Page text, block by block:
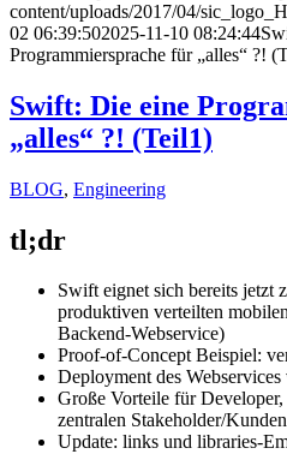
content/uploads/2017/04/
02 06:39:502025-11-10 08:24:44
Programmiersprache für „alles“ ?!
Swift: Die eine
„alles“ ?! (Teil1)
BLOG, Engineering
tl;dr
Swift eignet sich bereits jetzt
produktiven verteilten
Backend-Webservice)
Proof-of-Concept Beispiel:
Deployment des
Große Vorteile für
zentralen Stakeholder/Kunden
Update: links und libraries-